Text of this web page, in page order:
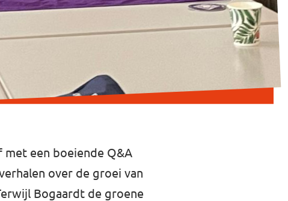
met een boeiende Q&A
over de groei van
Bogaardt de groene